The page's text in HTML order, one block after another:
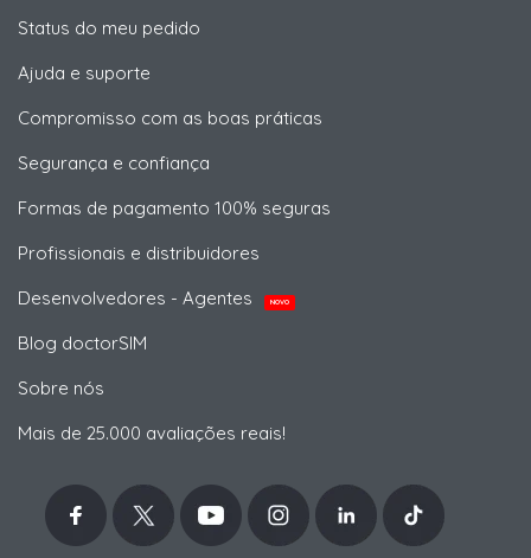
Status do meu pedido
Ajuda e suporte
Compromisso com as boas práticas
Segurança e confiança
Formas de pagamento 100% seguras
Profissionais e distribuidores
Desenvolvedores - Agentes
NOVO
Blog doctorSIM
Sobre nós
Mais de 25.000 avaliações reais!